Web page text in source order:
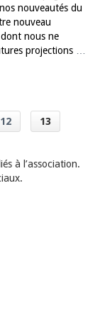
nouveautés du
nouveau
nous ne
projections
12 13
à l’association.